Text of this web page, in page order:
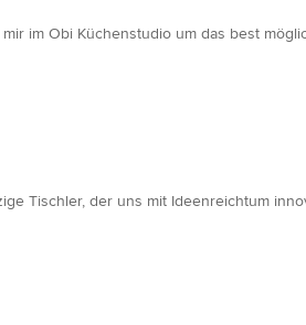
im Obi Küchenstudio um das best
Tischler, der uns mit Ideenreichtum